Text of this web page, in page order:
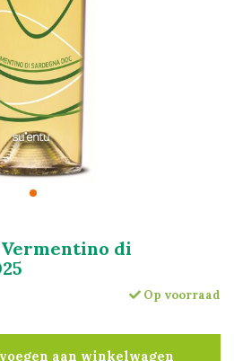
di
Op voorraad
aan winkelwagen